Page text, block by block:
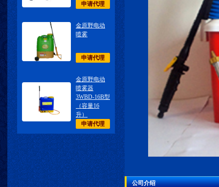
申请代理
金原野电动
喷雾
申请代理
金原野电动
喷雾器
3WBD-16B型
（容量16
升）
申请代理
公司介绍